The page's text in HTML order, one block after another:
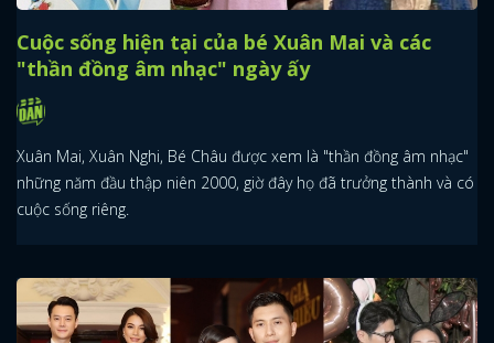
Cuộc sống hiện tại của bé Xuân Mai và các
"thần đồng âm nhạc" ngày ấy
Xuân Mai, Xuân Nghi, Bé Châu được xem là "thần đồng âm nhạc"
những năm đầu thập niên 2000, giờ đây họ đã trưởng thành và có
cuộc sống riêng.